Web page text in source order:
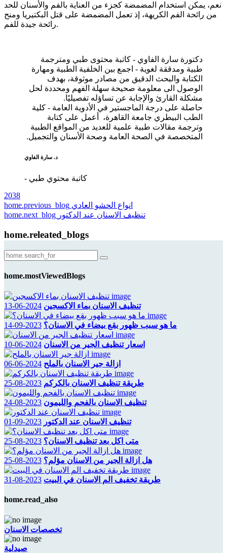
نعم، يمكن استخدام المضمضة كجزء من العناية بالفم والأسنان للحد
من رائحة الفم الكريهة، إذ تعمل المضمضة على قتل البكتيريا ومنح
رائحة جيدة للفم.
دكتورة سارة الفاوي - كاتبة محتوى طبي ومترجمة
طبية ومدققة لغوية - اجمع بين الخلفية الطبية ومهارة
الكتابة والبحث الدقيق من مصادر موثوقة، بهدف
الوصول الى معلومة صحيحة سهلة الفهم ومحددة لحل
مشكلة القارئ والإجابة عن تساؤله تفصيليًا.
حاصلة على درجة الماجستير في الأدوية العامة - كلية
الطب البيطري جامعة القاهرة، أعمل على كتابة
وترجمة مقالات طبية علمية للعديد من المواقع الطبية
المتخصصة في الصحة العامة وصحة الأسنان والتجميل.
د. سارة الفاوي
- كاتبة محتوي طبي
2038
home.previous_blog انواع الحشو العادي
home.next_blog تنظيف الاسنان عند الدكتور
home.releated_blogs
home.mostViewedBlogs
تنظيف الاسنان بماء الاكسجين 2024-06-13
ما هو سبب ظهور بقع بيضاء في الاسنان؟ 2023-09-14
اسعار تنظيف الجير من الاسنان 2024-06-10
ازالة جير الاسنان بالملح 2024-06-06
طريقة تنظيف الاسنان بالكركم 2023-08-25
تنظيف الاسنان بالفحم والليمون 2023-08-24
تنظيف الاسنان عند الدكتور 2023-09-01
متى اكل بعد تنظيف الاسنان؟ 2023-08-25
هل ازالة الجير من الاسنان مؤلم؟ 2023-08-25
طريقة تخفيف الم الاسنان في البيت 2023-08-31
home.read_also
تخصصات الاسنان
صيدلية